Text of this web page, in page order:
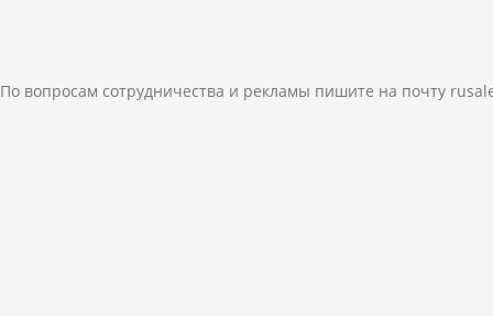
По вопросам сотрудничества и рекламы пишите на почту